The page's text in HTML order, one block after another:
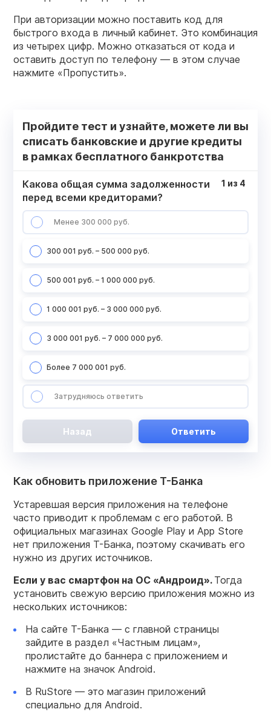
При авторизации можно поставить код для
быстрого входа в личный кабинет. Это комбинация
из четырех цифр. Можно отказаться от кода и
оставить доступ по телефону — в этом случае
нажмите «Пропустить».
Пройдите тест и узнайте, можете ли вы
списать банковские и другие кредиты
в рамках бесплатного банкротства
Какова общая сумма задолженности
перед всеми кредиторами?
Менее 300 000 руб.
300 001 руб. – 500 000 руб.
500 001 руб. – 1 000 000 руб.
1 000 001 руб. – 3 000 000 руб.
3 000 001 руб. – 7 000 000 руб.
Более 7 000 001 руб.
Затрудняюсь ответить
1 из 4
Назад Ответить
Как обновить приложение Т-Банка
Устаревшая версия приложения на телефоне
часто приводит к проблемам с его работой. В
официальных магазинах Google Play и App Store
нет приложения Т-Банка, поэтому скачивать его
нужно из других источников.
Если у вас смартфон на ОС «Андроид». Тогда
установить свежую версию приложения можно из
нескольких источников:
На сайте Т-Банка — с главной страницы
зайдите в раздел «Частным лицам»,
пролистайте до баннера с приложением и
нажмите на значок Android.
В RuStore — это магазин приложений
специально для Android.